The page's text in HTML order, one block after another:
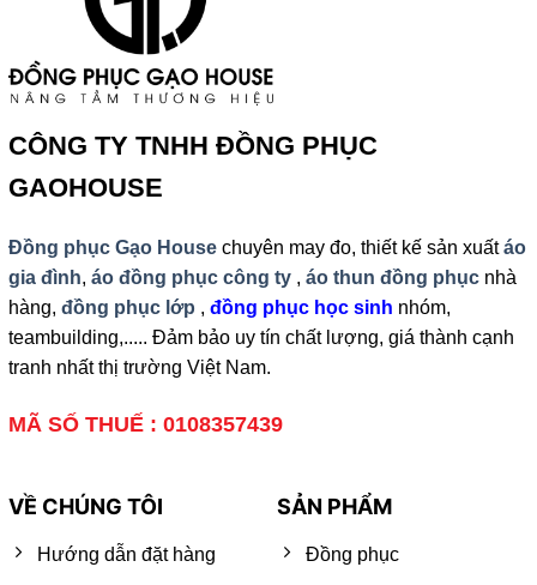
CÔNG TY TNHH ĐỒNG PHỤC
GAOHOUSE
Đồng phục Gạo Housechuyên may đo, thiết kế sản xuấtáo
gia đình, áo đồng phục công ty, áo thun đồng phụcnhà
hàng, đồng phục lớp , đồng phục học sinh nhóm,
teambuilding,..... Đảm bảo uy tín chất lượng, giá thành cạnh
tranh nhất thị trường Việt Nam.
MÃ SỐ THUẾ : 0108357439
VỀ CHÚNG TÔI
Hướng dẫn đặt hàng
SẢN PHẨM
Đồng phục